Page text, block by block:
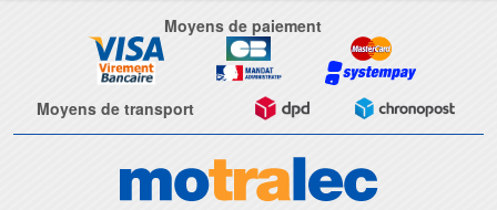
Moyens de paiement
Moyens de transport